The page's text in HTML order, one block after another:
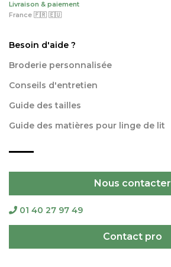
Livraison & paiement
France 🇫🇷 🇪🇺
Besoin d'aide ?
Broderie personnalisée
Conseils d'entretien
Guide des tailles
Guide des matières pour linge de lit
Nous contacter
01 40 27 97 49
Contact pro